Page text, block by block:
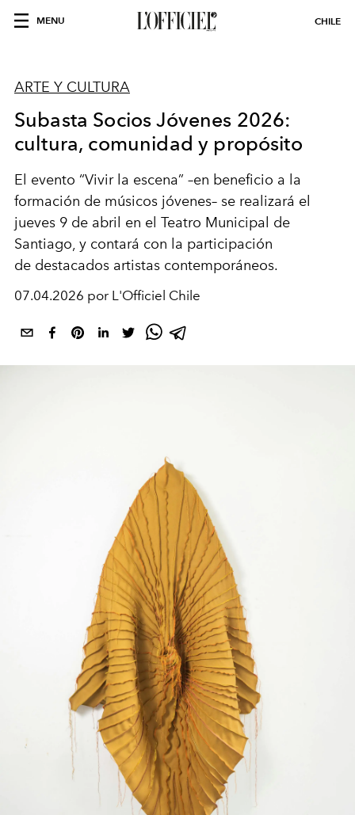
MENU CHILE
ARTE Y CULTURA
Subasta Socios Jóvenes 2026:
cultura, comunidad y propósito
El evento “Vivir la escena” –en beneficio a la
formación de músicos jóvenes– se realizará el
jueves 9 de abril en el Teatro Municipal de
Santiago, y contará con la participación
de destacados artistas contemporáneos.
07.04.2026 por L'Officiel Chile